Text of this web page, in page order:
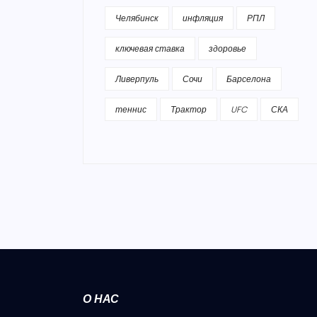
Челябинск инфляция РПЛ
ключевая ставка здоровье
Ливерпуль Сочи Барселона
теннис Трактор UFC СКА
О НАС